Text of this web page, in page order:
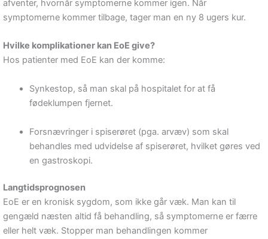
afventer, hvornår symptomerne kommer igen. Når
symptomerne kommer tilbage, tager man en ny 8 ugers kur.
Hvilke komplikationer kan EoE give?
Hos patienter med EoE kan der komme:
Synkestop, så man skal på hospitalet for at få
fødeklumpen fjernet.
Forsnævringer i spiserøret (pga. arvæv) som skal
behandles med udvidelse af spiserøret, hvilket gøres ved
en gastroskopi.
Langtidsprognosen
EoE er en kronisk sygdom, som ikke går væk. Man kan til
gengæld næsten altid få behandling, så symptomerne er færre
eller helt væk. Stopper man behandlingen kommer